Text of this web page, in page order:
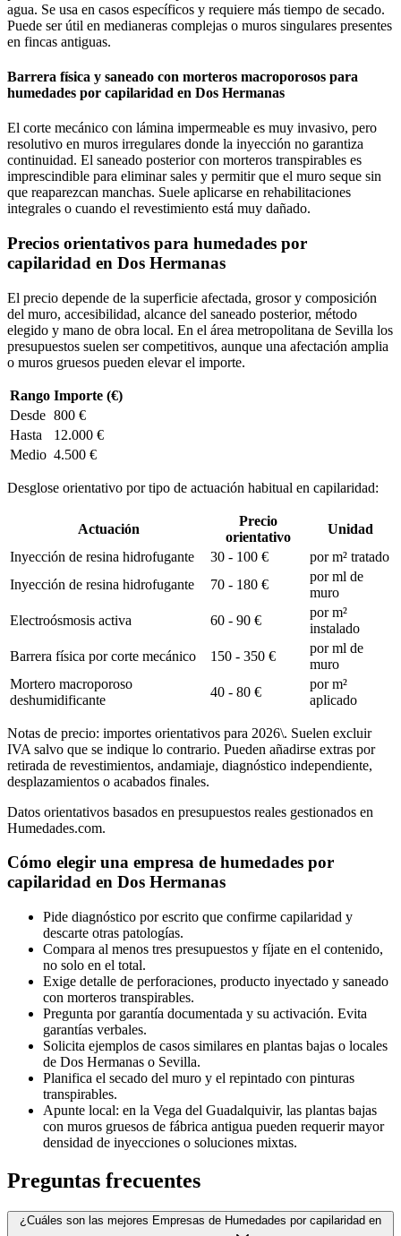
agua. Se usa en casos específicos y requiere más tiempo de secado.
Puede ser útil en medianeras complejas o muros singulares presentes
en fincas antiguas.
Barrera física y saneado con morteros macroporosos para
humedades por capilaridad en Dos Hermanas
El corte mecánico con lámina impermeable es muy invasivo, pero
resolutivo en muros irregulares donde la inyección no garantiza
continuidad. El saneado posterior con morteros transpirables es
imprescindible para eliminar sales y permitir que el muro seque sin
que reaparezcan manchas. Suele aplicarse en rehabilitaciones
integrales o cuando el revestimiento está muy dañado.
Precios orientativos para humedades por
capilaridad en Dos Hermanas
El precio depende de la superficie afectada, grosor y composición
del muro, accesibilidad, alcance del saneado posterior, método
elegido y mano de obra local. En el área metropolitana de Sevilla los
presupuestos suelen ser competitivos, aunque una afectación amplia
o muros gruesos pueden elevar el importe.
Rango Importe (€)
Desde 800 €
Hasta
12.000 €
Medio 4.500 €
Desglose orientativo por tipo de actuación habitual en capilaridad:
Actuación
Precio
orientativo
Unidad
Inyección de resina hidrofugante
30 - 100 €
por m² tratado
Inyección de resina hidrofugante
70 - 180 €
por ml de
muro
Electroósmosis activa
60 - 90 €
por m²
instalado
Barrera física por corte mecánico
150 - 350 €
por ml de
muro
Mortero macroporoso
deshumidificante
40 - 80 €
por m²
aplicado
Notas de precio: importes orientativos para 2026\. Suelen excluir
IVA salvo que se indique lo contrario. Pueden añadirse extras por
retirada de revestimientos, andamiaje, diagnóstico independiente,
desplazamientos o acabados finales.
Datos orientativos basados en presupuestos reales gestionados en
Humedades.com.
Cómo elegir una empresa de humedades por
capilaridad en Dos Hermanas
Pide diagnóstico por escrito que confirme capilaridad y
descarte otras patologías.
Compara al menos tres presupuestos y fíjate en el contenido,
no solo en el total.
Exige detalle de perforaciones, producto inyectado y saneado
con morteros transpirables.
Pregunta por garantía documentada y su activación. Evita
garantías verbales.
Solicita ejemplos de casos similares en plantas bajas o locales
de Dos Hermanas o Sevilla.
Planifica el secado del muro y el repintado con pinturas
transpirables.
Apunte local: en la Vega del Guadalquivir, las plantas bajas
con muros gruesos de fábrica antigua pueden requerir mayor
densidad de inyecciones o soluciones mixtas.
Preguntas frecuentes
¿Cuáles son las mejores Empresas de Humedades por capilaridad en